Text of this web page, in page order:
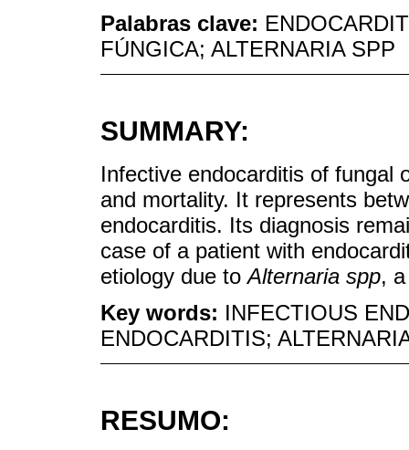
Palabras clave:
FÚNGICA; ALTERNARIA SPP
SUMMARY:
Infective endocarditis of fungal
and mortality. It represents
endocarditis. Its diagnosis
case of a patient with
etiology due toAlternaria spp,
Key words: INFECTIOUS
ENDOCARDITIS;
RESUMO: